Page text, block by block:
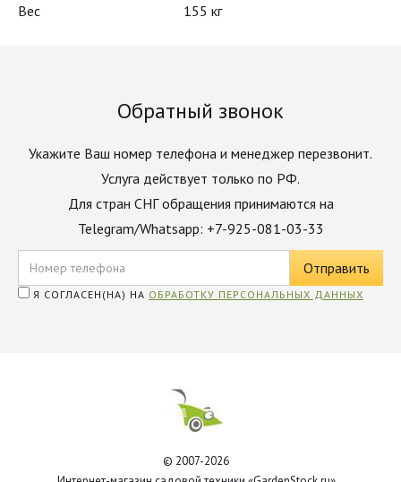
Вес 155 кг
Обратный звонок
Укажите Ваш номер телефона и менеджер перезвонит.
Услуга действует только по РФ.
Для стран СНГ обращения принимаются на
Telegram/Whatsapp: +7-925-081-03-33
Я СОГЛАСЕН(НА) НА ОБРАБОТКУ ПЕРСОНАЛЬНЫХ ДАННЫХ
© 2007-2026